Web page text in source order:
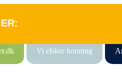
Vi elsker honning